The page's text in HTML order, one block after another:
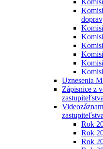
Uznesenia
Zápisnice z
zastupiteľstva
zastupiteľstva
Rok
Rok
Rok